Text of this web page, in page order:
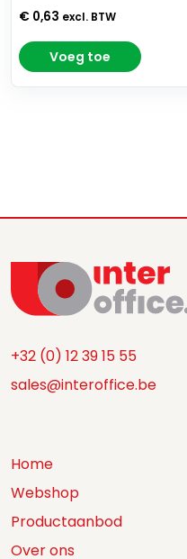
€ 0,63 excl. BTW
Voeg toe
+32 (0) 12 39 15 55
sales@interoffice.be
Home
Webshop
Productaanbod
Over ons